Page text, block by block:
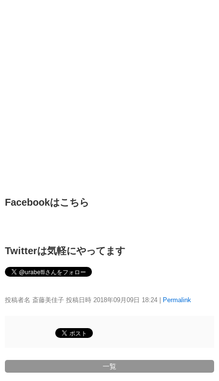
Facebookはこちら
Twitterは気軽にやってます
投稿者名 斎藤美佳子 投稿日時 2018年09月09日 18:24 | Permalink
一覧